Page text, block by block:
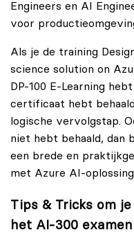
Engineers en AI
voor
Als je de training
science solution on
DP-100 E-Learning
certificaat hebt
logische vervolgstap.
niet hebt behaald, dan
een brede en
met Azure AI-
Tips & Tricks om
het AI‑300 examen